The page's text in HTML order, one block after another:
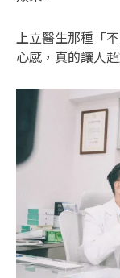
上立醫生那種「
心感，真的讓人